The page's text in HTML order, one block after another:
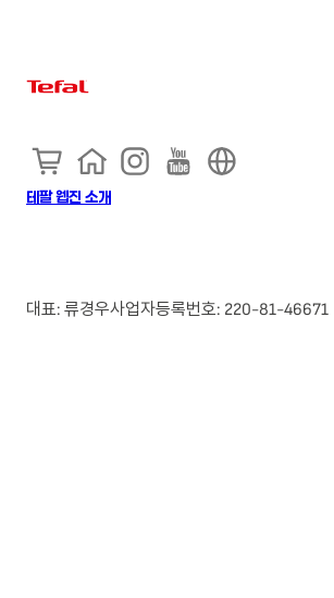
테팔 웹진 소개
대표: 류경우사업자등록번호: 220-81-46671